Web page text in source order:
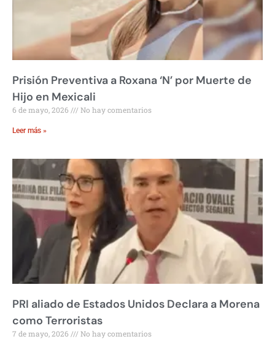
Prisión Preventiva a Roxana ‘N’ por Muerte de
Hijo en Mexicali
6 de mayo, 2026 No hay comentarios
Leer más »
PRI aliado de Estados Unidos Declara a Morena
como Terroristas
7 de mayo, 2026 No hay comentarios